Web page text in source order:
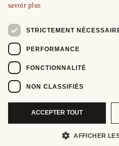
savoir plus
STRICTEMENT
PERFORMANCE
FONCTIONNALITÉ
NON CLASSIFIÉS
ACCEPTER TOUT
AFFICHER